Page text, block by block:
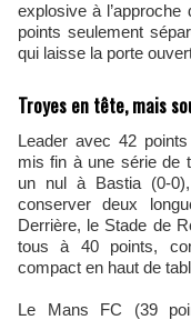
explosive à
points seulement
qui laisse la porte
Troyes en tête, mais
Leader avec 42 points après 23 journées, l'ESTAC Troyes a
mis fin à une série de
un nul à Bastia (0-
conserver deux
Derrière, le Stade de
tous à 40 points,
compact en haut de
Le Mans FC (39